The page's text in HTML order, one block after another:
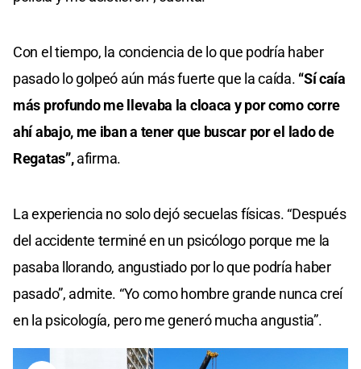
Con el tiempo, la conciencia de lo que podría haber
pasado lo golpeó aún más fuerte que la caída. “Sí caía
más profundo me llevaba la cloaca y por como corre
ahí abajo, me iban a tener que buscar por el lado de
Regatas”,afirma.
La experiencia no solo dejó secuelas físicas. “Después
del accidente terminé en un psicólogo porque me la
pasaba llorando, angustiado por lo que podría haber
pasado”, admite. “Yo como hombre grande nunca creí
en la psicología, pero me generó mucha angustia”.